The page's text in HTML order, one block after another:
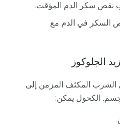
نقص سكر الدم المؤقت.
السكر في الدم مع
الجلوكوز
الشرب المكثف المزمن إلى
الكحول يمكن: